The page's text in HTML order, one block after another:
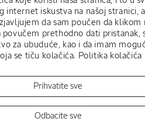
internet iskustva na našoj stranici,
da sam poučen da klikom
povučem prethodno dati pristanak,
za ubuduće, kao i da imam
se tiču kolačića. Politika kolačića
Prihvatite sve
Odbacite sve